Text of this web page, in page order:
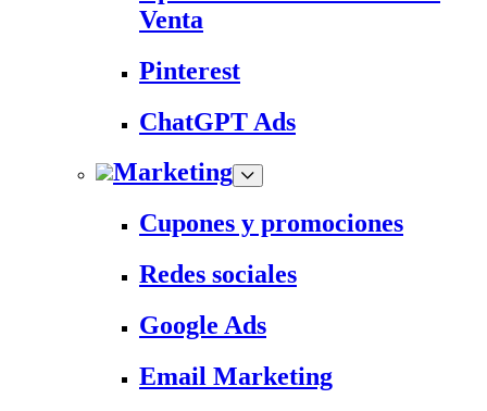
Venta
Pinterest
ChatGPT Ads
Marketing
Cupones y promociones
Redes sociales
Google Ads
Email Marketing